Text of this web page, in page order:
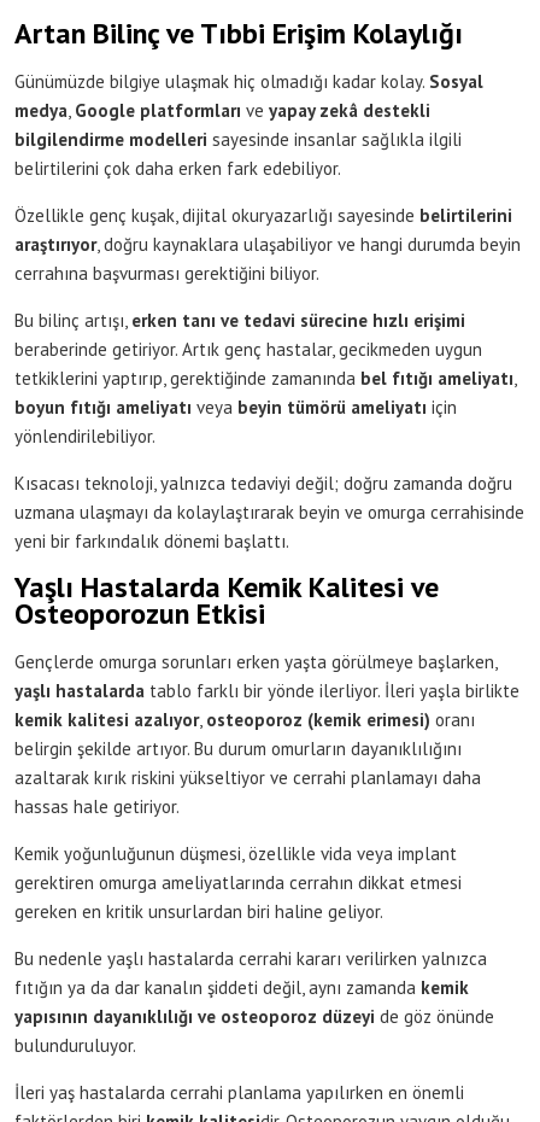
Artan Bilinç ve Tıbbi Erişim Kolaylığı
Günümüzde bilgiye ulaşmak hiç olmadığı kadar kolay. Sosyal
medya, Google platformları ve yapay zekâ destekli
bilgilendirme modelleri sayesinde insanlar sağlıkla ilgili
belirtilerini çok daha erken fark edebiliyor.
Özellikle genç kuşak, dijital okuryazarlığı sayesinde belirtilerini
araştırıyor, doğru kaynaklara ulaşabiliyor ve hangi durumda beyin
cerrahına başvurması gerektiğini biliyor.
Bu bilinç artışı, erken tanı ve tedavi sürecine hızlı erişimi
beraberinde getiriyor. Artık genç hastalar, gecikmeden uygun
tetkiklerini yaptırıp, gerektiğinde zamanında bel fıtığı ameliyatı,
boyun fıtığı ameliyatı veya beyin tümörü ameliyatı için
yönlendirilebiliyor.
Kısacası teknoloji, yalnızca tedaviyi değil; doğru zamanda doğru
uzmana ulaşmayı da kolaylaştırarak beyin ve omurga cerrahisinde
yeni bir farkındalık dönemi başlattı.
Yaşlı Hastalarda Kemik Kalitesi ve
Osteoporozun Etkisi
Gençlerde omurga sorunları erken yaşta görülmeye başlarken,
yaşlı hastalarda tablo farklı bir yönde ilerliyor. İleri yaşla birlikte
kemik kalitesi azalıyor, osteoporoz (kemik erimesi) oranı
belirgin şekilde artıyor. Bu durum omurların dayanıklılığını
azaltarak kırık riskini yükseltiyor ve cerrahi planlamayı daha
hassas hale getiriyor.
Kemik yoğunluğunun düşmesi, özellikle vida veya implant
gerektiren omurga ameliyatlarında cerrahın dikkat etmesi
gereken en kritik unsurlardan biri haline geliyor.
Bu nedenle yaşlı hastalarda cerrahi kararı verilirken yalnızca
fıtığın ya da dar kanalın şiddeti değil, aynı zamanda kemik
yapısının dayanıklılığı ve osteoporoz düzeyi de göz önünde
bulunduruluyor.
İleri yaş hastalarda cerrahi planlama yapılırken en önemli